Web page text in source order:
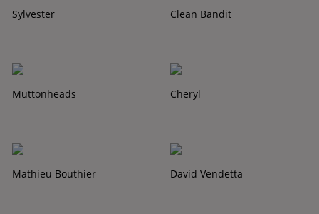
Sylvester Clean Bandit
Muttonheads Cheryl
Mathieu Bouthier David Vendetta